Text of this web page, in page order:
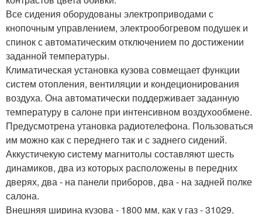
Все сидения оборудованы электроприводами с
кнопочным управлением, электрообогревом подушек и
спинок с автоматическим отключением по достижении
заданной температуры.
Климатическая установка кузова совмещает функции
систем отопления, вентиляции и кондеционирования
воздуха. Она автоматически поддерживает заданную
температуру в салоне при интенсивном воздухообмене.
Предусмотрена утановка радиотелефона. Пользоваться
им можно как с переднего так и с заднего сидений.
Аккустичекую систему магнитолы составляют шесть
динамиков, два из которых расположены в передних
дверях, два - на панели приборов, два - на задней полке
салона.
Внешняя ширина кузова - 1800 мм, как у газ - 31029.